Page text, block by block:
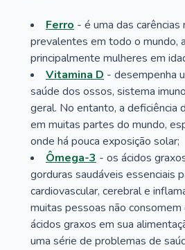
Ferro - é uma das carências
prevalentes em todo o mundo,
principalmente mulheres em
Vitamina D - desempenha
saúde dos ossos, sistema
geral. No entanto, a deficiência
em muitas partes do mundo,
onde há pouca exposição solar;
Ômega-3 - os ácidos
gorduras saudáveis ​​essenciais
cardiovascular, cerebral e
muitas pessoas não
ácidos graxos em sua
uma série de problemas de